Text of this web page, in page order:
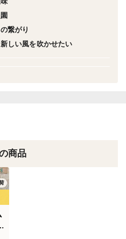
り、昔からの伝統種だったり
をもっと知ってほしい！
農薬に頼らず、自然のシステ
とで、本当のお野菜の味を追
繋がり
しい風を吹かせたい
商品